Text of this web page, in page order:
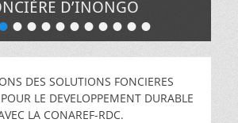
••••••••••
D’INONGO
DES SOLUTIONS FONCIERES
LE DEVELOPPEMENT DURABLE
LA CONAREF-RDC.